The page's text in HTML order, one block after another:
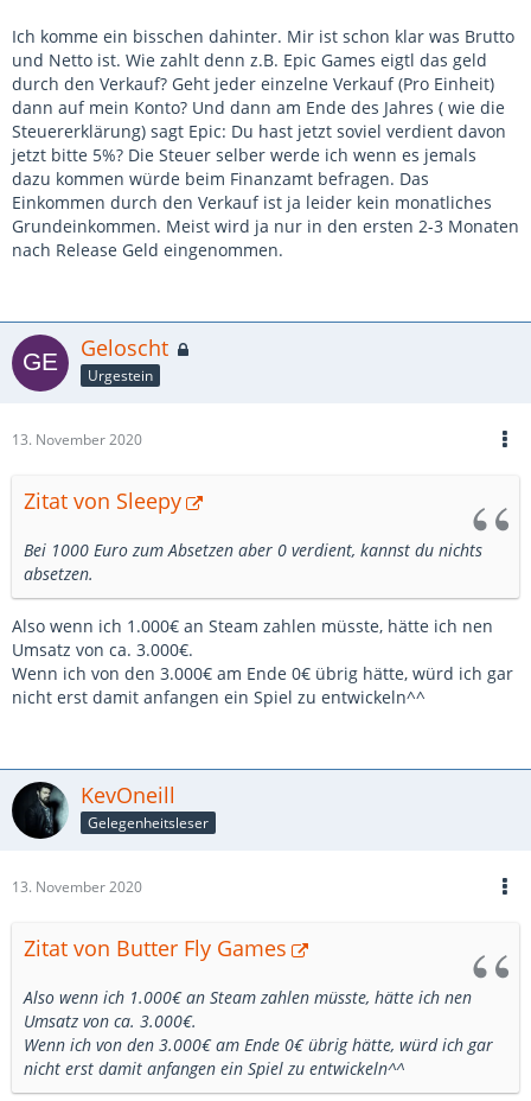
Ich komme ein bisschen dahinter. Mir ist schon klar was Brutto
und Netto ist. Wie zahlt denn z.B. Epic Games eigtl das geld
durch den Verkauf? Geht jeder einzelne Verkauf (Pro Einheit)
dann auf mein Konto? Und dann am Ende des Jahres ( wie die
Steuererklärung) sagt Epic: Du hast jetzt soviel verdient davon
jetzt bitte 5%? Die Steuer selber werde ich wenn es jemals
dazu kommen würde beim Finanzamt befragen. Das
Einkommen durch den Verkauf ist ja leider kein monatliches
Grundeinkommen. Meist wird ja nur in den ersten 2-3 Monaten
nach Release Geld eingenommen.
Geloscht
Urgestein
13. November 2020
Zitat von Sleepy
Bei 1000 Euro zum Absetzen aber 0 verdient, kannst du nichts
absetzen.
Also wenn ich 1.000€ an Steam zahlen müsste, hätte ich nen
Umsatz von ca. 3.000€.
Wenn ich von den 3.000€ am Ende 0€ übrig hätte, würd ich gar
nicht erst damit anfangen ein Spiel zu entwickeln^^
KevOneill
Gelegenheitsleser
13. November 2020
Zitat von Butter Fly Games
Also wenn ich 1.000€ an Steam zahlen müsste, hätte ich nen
Umsatz von ca. 3.000€.
Wenn ich von den 3.000€ am Ende 0€ übrig hätte, würd ich gar
nicht erst damit anfangen ein Spiel zu entwickeln^^